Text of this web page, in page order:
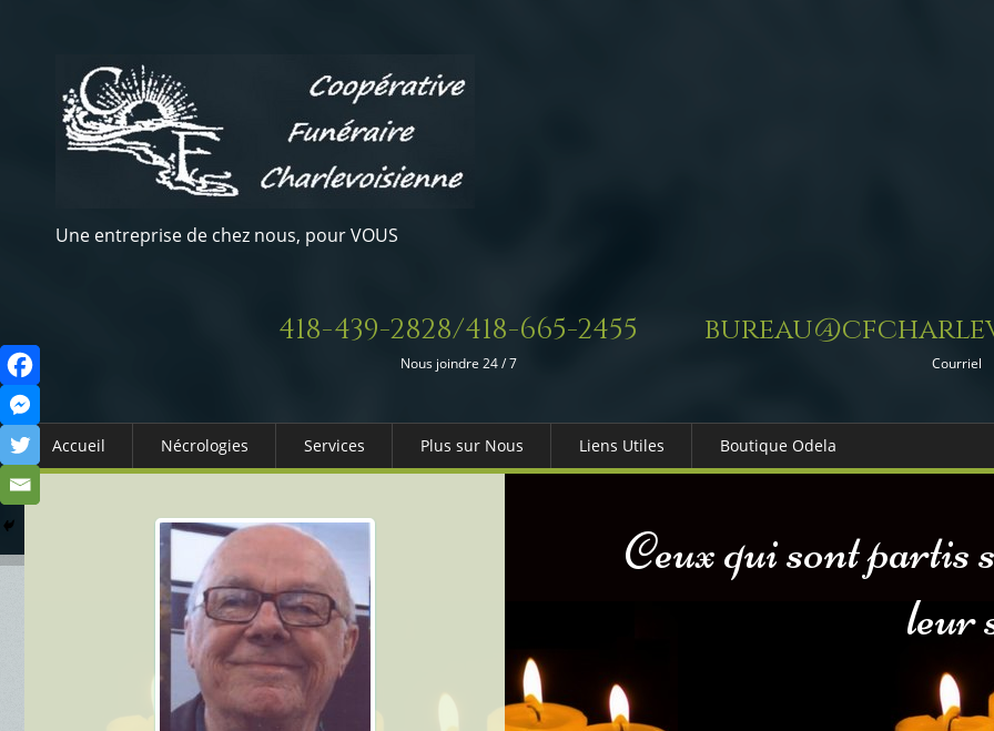
Une entreprise de chez nous, pour VOUS
418-439-2828/418-665-2455
Nous joindre 24 / 7 Courriel
Accueil Nécrologies Services
Columbarium
Services Funéraires
Plus sur Nous Liens Utiles
Services Gouv. et Autres
Boutique Odela
Ceux qui sont partis
leur